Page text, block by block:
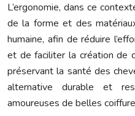
L’ergonomie, dans ce
de la forme et des
humaine, afin de réduire
et de faciliter la création de
préservant la santé des
alternative durable et
amoureuses de belles